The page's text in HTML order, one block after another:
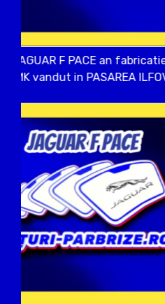
Pret parbriz JAGUAR F
producator KMK vandut in